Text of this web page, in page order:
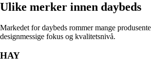
Ulike merker innen daybeds
Markedet for daybeds rommer mange
designmessige fokus og kvalitetsnivå.
HAY